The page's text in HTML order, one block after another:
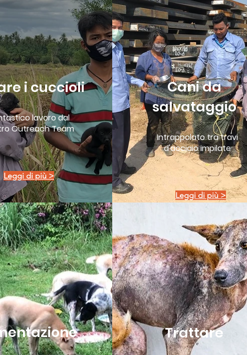
i cuccioli
lavoro dal
Outreach Team
Leggi di più >
Cani da
salvataggio
Intrappolato tra travi
d'acciaio impilate
Leggi di più >
Trattare